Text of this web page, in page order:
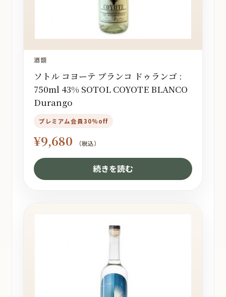
酒類
ソトル コヨーテ ブランコ ドゥランゴ :
750ml 43% SOTOL COYOTE BLANCO
Durango
プレミアム会員30%off
¥9,680 （税込）
続きを読む